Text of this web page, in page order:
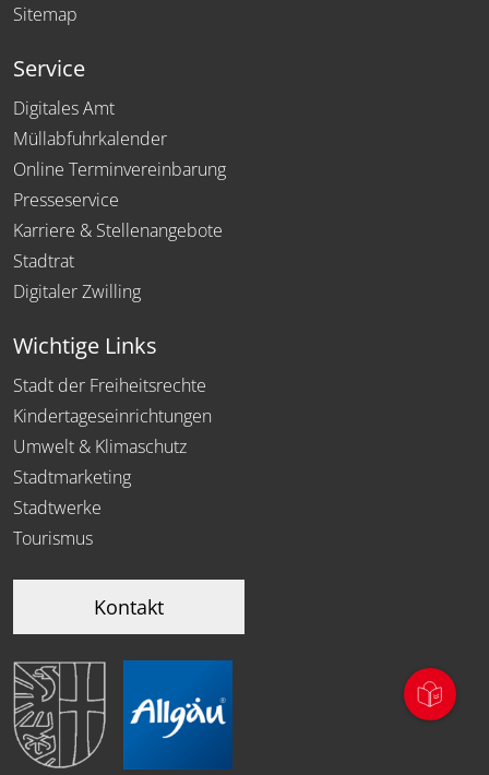
Sitemap
Service
Digitales Amt
Müllabfuhrkalender
Online Terminvereinbarung
Presseservice
Karriere & Stellenangebote
Stadtrat
Digitaler Zwilling
Wichtige Links
Stadt der Freiheitsrechte
Kindertageseinrichtungen
Umwelt & Klimaschutz
Stadtmarketing
Stadtwerke
Tourismus
Kontakt